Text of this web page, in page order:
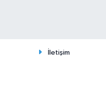
İletişim